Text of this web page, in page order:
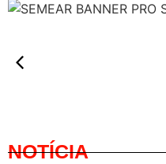
NOTÍCIA